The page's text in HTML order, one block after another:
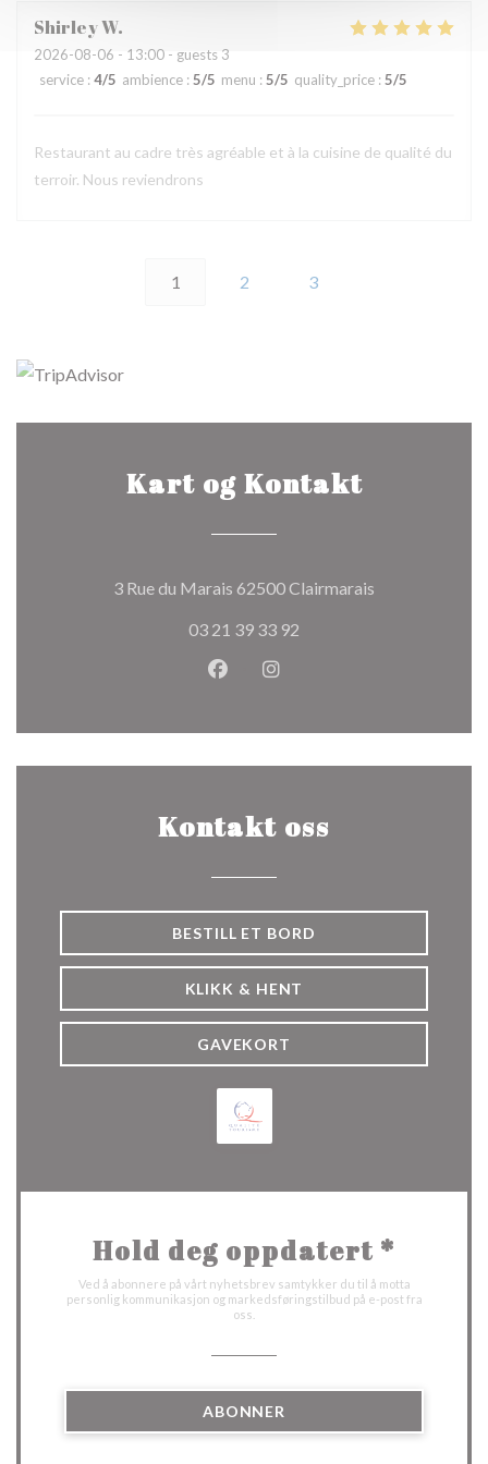
ShirleyW
2026-08-06 - 13:00 - guests 3
service : 4/5 ambience : 5/5 menu : 5/5 quality_price : 5/5
Restaurant au cadre très agréable et à la cuisine de qualité du
terroir. Nous reviendrons
1 2 3
Kart og Kontakt
3 Rue du Marais 62500 Clairmarais
03 21 39 33 92
Facebook ((åpner i et nytt
Instagram ((åpner i et
Kontakt oss
BESTILL ET BORD
KLIKK & HENT
GAVEKORT
Hold deg oppdatert *
Ved å abonnere på vårt nyhetsbrev samtykker du til å motta
personlig kommunikasjon og markedsføringstilbud på e-post fra
oss.
ABONNER